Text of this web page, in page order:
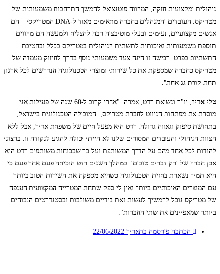
ניהולית ומקצועית חזקה, המהווה פוטנציאל להמשך התרחבות משמעותית של
מטריקס. העובדים והמנהלים בחברה מתאימים מאוד ל-DNA המטריקסי – הם
אנשים מקצועיים, נעימים ובעלי מוטיבציה רבה להצליח ולמעשה הם מהווים
תוספת משמעותית ואיכותית לתשתית הניהולית במטריקס בכלל ובחטיבת
התשתיות בפרט. רכישה זו הינה צעד משמעותי נוסף בדרך לחיזוק מעמדה של
מטריקס כחברה שמספקת את כל שירותי ומוצרי הטכנולוגיה הנדרשים לכל ארגון
תחת קורת גג אחת".
טלי אדיר
, יו"ר ונשיאת רדט, אמרה: "אחרי קרוב ל-60 שנה של פעילות אני
מוסרת את מפתחות הניווט לחברת מטריקס, המובילה הטכנולוגית בישראל,
בתחושת סיפוק וגאווה גדולה. רדט היא מפעל חיים של משפחת אדיר, אבל ללא
הצוות הניהולי והעובדים המסורים שלנו לא הייתי יכולה להגיע לנקודה זו. ברצוני
להודות לכל אחד מהם על הדרך המשותפת ועל כך שבכוחות משותפים רדט היא
אכן חברה של 'רק דברים טובים'. במהלך השנים רדט הוכיחה פעם אחר פעם כי
היא תמיד נשארת בחזית הטכנולוגיה כשהיא מספקת את השירות הטוב ביותר
עם המוצרים האיכותיים ביותר ואין לי ספק שתחת המטרייה המקצועית הענפה
של מטריקס נוכל להמשיך לעשות זאת בידיים משולבות ובסטנדרטים הגבוהים
ביותר שמאפיינים את שתי החברות".
הכתבה פורסמה בתאריך 22/06/2022